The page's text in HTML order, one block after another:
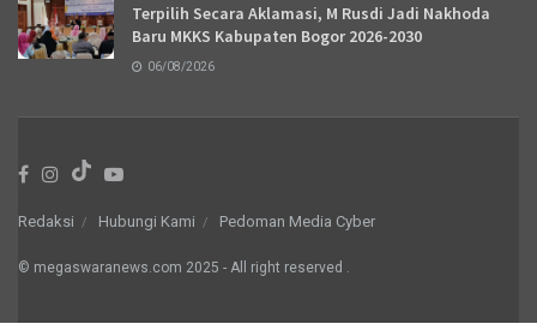
Terpilih Secara Aklamasi, M Rusdi Jadi Nakhoda
Baru MKKS Kabupaten Bogor 2026-2030
06/08/2026
Redaksi Hubungi Kami Pedoman Media Cyber
© megaswaranews.com 2025 - All right reserved